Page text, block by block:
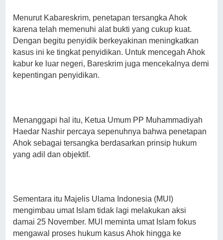
Menurut Kabareskrim, penetapan tersangka Ahok
karena telah memenuhi alat bukti yang cukup kuat.
Dengan begitu penyidik berkeyakinan meningkatkan
kasus ini ke tingkat penyidikan. Untuk mencegah Ahok
kabur ke luar negeri, Bareskrim juga mencekalnya demi
kepentingan penyidikan.
Menanggapi hal itu, Ketua Umum PP Muhammadiyah
Haedar Nashir percaya sepenuhnya bahwa penetapan
Ahok sebagai tersangka berdasarkan prinsip hukum
yang adil dan objektif.
Sementara itu Majelis Ulama Indonesia (MUI)
mengimbau umat Islam tidak lagi melakukan aksi
damai 25 November. MUI meminta umat Islam fokus
mengawal proses hukum kasus Ahok hingga ke